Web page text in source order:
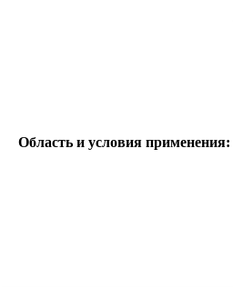
Область и условия применения: